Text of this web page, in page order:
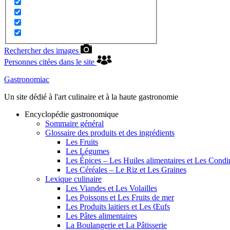
Rechercher des images
Personnes citées dans le site
Gastronomiac
Un site dédié à l'art culinaire et à la haute gastronomie
Encyclopédie gastronomique
Sommaire général
Glossaire des produits et des ingrédients
Les Fruits
Les Légumes
Les Épices – Les Huiles alimentaires et Les
Les Céréales – Le Riz et Les Graines
Lexique culinaire
Les Viandes et Les Volailles
Les Poissons et Les Fruits de mer
Les Produits laitiers et Les Œufs
Les Pâtes alimentaires
La Boulangerie et La Pâtisserie